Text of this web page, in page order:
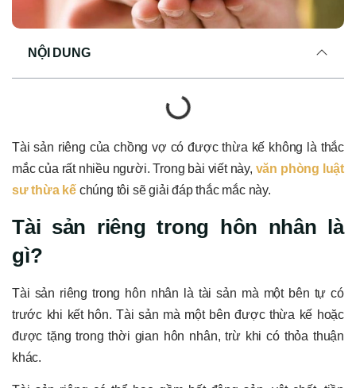
NỘI DUNG
Tài sản riêng của chồng vợ có được thừa kế không là thắc
mắc của rất nhiều người. Trong bài viết này, văn phòng luật
sư thừa kế chúng tôi sẽ giải đáp thắc mắc này.
Tài sản riêng trong hôn nhân là
gì?
Tài sản riêng trong hôn nhân là tài sản mà một bên tự có
trước khi kết hôn. Tài sản mà một bên được thừa kế hoặc
được tặng trong thời gian hôn nhân, trừ khi có thỏa thuận
khác.